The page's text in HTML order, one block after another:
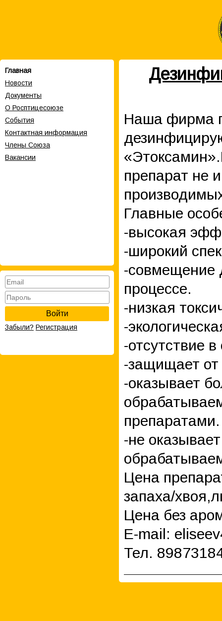
Главная
Новости
Документы
О Росптицесоюзе
События
Контактная информация
Члены Cоюза
Вакансии
Войти
Забыли? Регистрация
Наша фирма
препарат не
Главные
-высокая
-широкий
-совмещение
процессе.
-низкая
-
-отсутствие
-защищает от
-оказывает
препаратами.
-не
Цена
запаха/
Цена без
E-mail:
Тел.